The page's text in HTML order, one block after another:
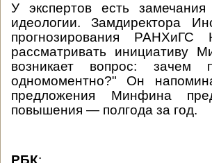
У экспертов есть
идеологии. Замдиректора
прогнозирования
рассматривать инициативу
возникает вопрос: зачем
одномоментно?" Он
предложения Минфина
повышения — полгода за год.
РБК: